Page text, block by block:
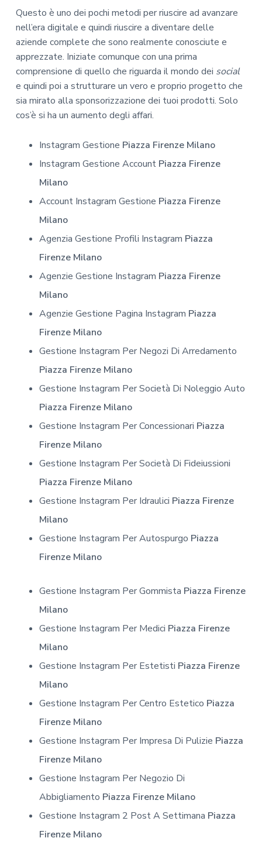
Questo è uno dei pochi metodi per riuscire ad avanzare
nell’era digitale e quindi riuscire a diventare delle
aziende complete che sono realmente conosciute e
apprezzate. Iniziate comunque con una prima
comprensione di quello che riguarda il mondo dei social
e quindi poi a strutturare un vero e proprio progetto che
sia mirato alla sponsorizzazione dei tuoi prodotti. Solo
cos’è si ha un aumento degli affari.
Instagram Gestione Piazza Firenze Milano
Instagram Gestione Account Piazza Firenze
Milano
Account Instagram Gestione Piazza Firenze
Milano
Agenzia Gestione Profili Instagram Piazza
Firenze Milano
Agenzie Gestione Instagram Piazza Firenze
Milano
Agenzie Gestione Pagina Instagram Piazza
Firenze Milano
Gestione Instagram Per Negozi Di Arredamento
Piazza Firenze Milano
Gestione Instagram Per Società Di Noleggio Auto
Piazza Firenze Milano
Gestione Instagram Per Concessionari Piazza
Firenze Milano
Gestione Instagram Per Società Di Fideiussioni
Piazza Firenze Milano
Gestione Instagram Per Idraulici Piazza Firenze
Milano
Gestione Instagram Per Autospurgo Piazza
Firenze Milano
Gestione Instagram Per Gommista Piazza Firenze
Milano
Gestione Instagram Per Medici Piazza Firenze
Milano
Gestione Instagram Per Estetisti Piazza Firenze
Milano
Gestione Instagram Per Centro Estetico Piazza
Firenze Milano
Gestione Instagram Per Impresa Di Pulizie Piazza
Firenze Milano
Gestione Instagram Per Negozio Di
Abbigliamento Piazza Firenze Milano
Gestione Instagram 2 Post A Settimana Piazza
Firenze Milano